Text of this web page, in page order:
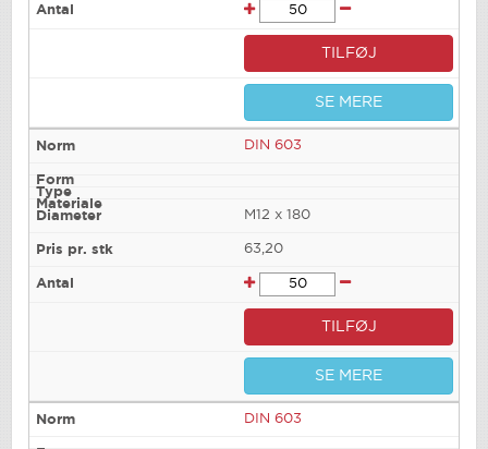
TILFØJ
SE MERE
DIN 603
M12 x 180
63,20
TILFØJ
SE MERE
DIN 603